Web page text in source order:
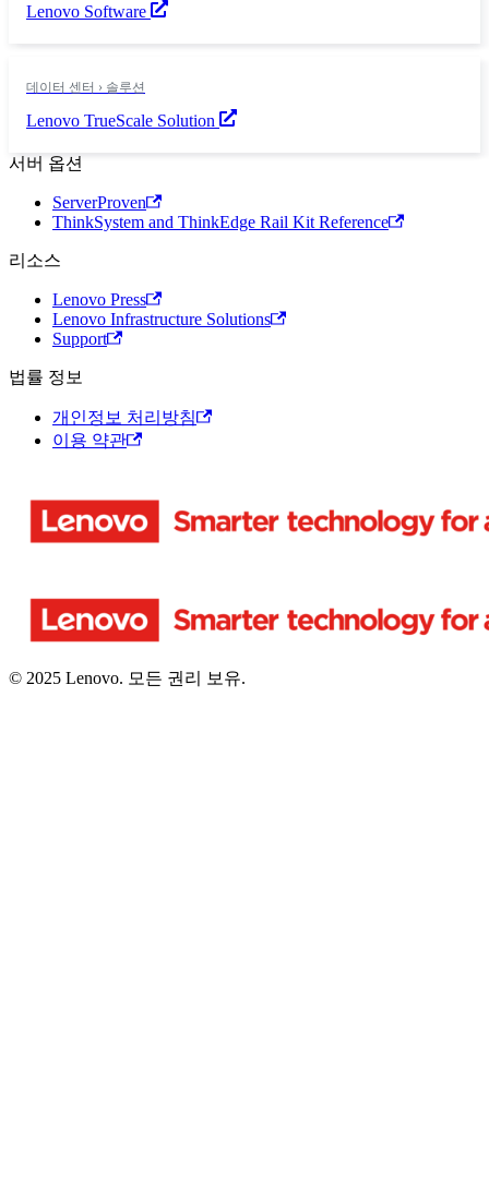
Lenovo Software
데이터 센터 › 솔루션
Lenovo TrueScale Solution
서버 옵션
ServerProven
ThinkSystem and ThinkEdge Rail Kit Reference
리소스
Lenovo Press
Lenovo Infrastructure Solutions
Support
법률 정보
개인정보 처리방침
이용 약관
© 2025 Lenovo. 모든 권리 보유.